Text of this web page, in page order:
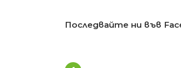
Последвайте ни във